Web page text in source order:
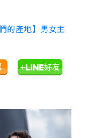
的產地】男女主